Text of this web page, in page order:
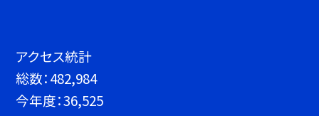
アクセス統計
総数：482,984
今年度：36,525